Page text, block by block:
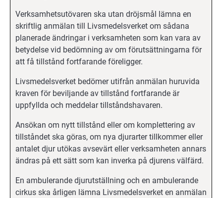
Verksamhetsutövaren ska utan dröjsmål lämna en
skriftlig anmälan till Livsmedelsverket om sådana
planerade ändringar i verksamheten som kan vara av
betydelse vid bedömning av om förutsättningarna för
att få tillstånd fortfarande föreligger.
Livsmedelsverket bedömer utifrån anmälan huruvida
kraven för beviljande av tillstånd fortfarande är
uppfyllda och meddelar tillståndshavaren.
Ansökan om nytt tillstånd eller om komplettering av
tillståndet ska göras, om nya djurarter tillkommer eller
antalet djur utökas avsevärt eller verksamheten annars
ändras på ett sätt som kan inverka på djurens välfärd.
En ambulerande djurutställning och en ambulerande
cirkus ska årligen lämna Livsmedelsverket en anmälan